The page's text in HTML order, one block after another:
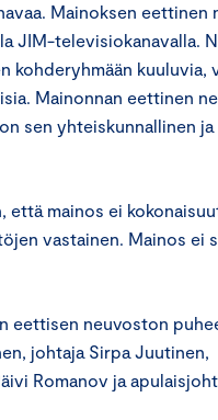
Mainoksen eettinen
JIM-televisiokanavalla.
kohderyhmään kuuluvia,
Mainonnan eettinen
sen yhteiskunnallinen ja
mainos ei
vastainen. Mainos ei
eettisen neuvoston
johtaja Sirpa Juutinen,
Romanov ja